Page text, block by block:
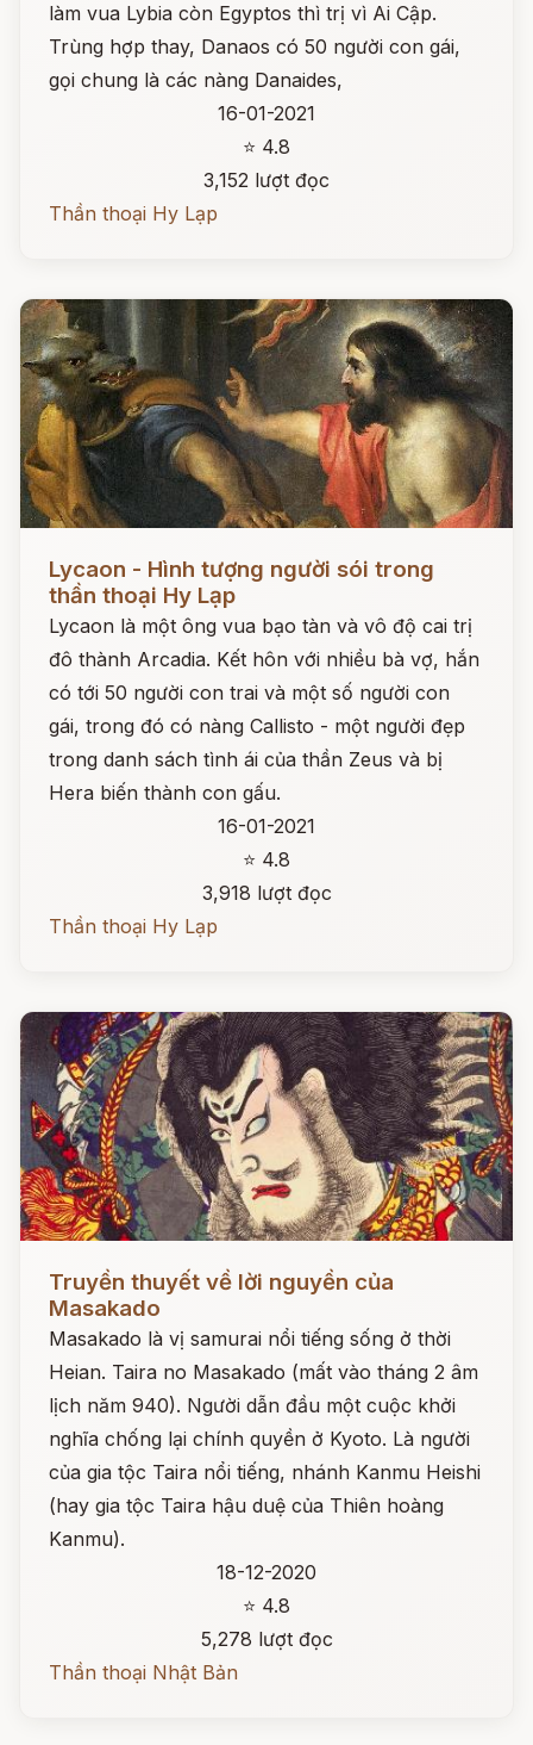
làm vua Lybia còn Egyptos thì trị vì Ai Cập.
Trùng hợp thay, Danaos có 50 người con gái,
gọi chung là các nàng Danaides,
16-01-2021
⭐ 4.8
3,152 lượt đọc
Thần thoại Hy Lạp
Lycaon - Hình tượng người sói trong
thần thoại Hy Lạp
Lycaon là một ông vua bạo tàn và vô độ cai trị
đô thành Arcadia. Kết hôn với nhiều bà vợ, hắn
có tới 50 người con trai và một số người con
gái, trong đó có nàng Callisto - một người đẹp
trong danh sách tình ái của thần Zeus và bị
Hera biến thành con gấu.
16-01-2021
⭐ 4.8
3,918 lượt đọc
Thần thoại Hy Lạp
Đọc ngay
Truyền thuyết về lời nguyền của
Masakado
Masakado là vị samurai nổi tiếng sống ở thời
Heian. Taira no Masakado (mất vào tháng 2 âm
lịch năm 940). Người dẫn đầu một cuộc khởi
nghĩa chống lại chính quyền ở Kyoto. Là người
của gia tộc Taira nổi tiếng, nhánh Kanmu Heishi
(hay gia tộc Taira hậu duệ của Thiên hoàng
Kanmu).
18-12-2020
⭐ 4.8
5,278 lượt đọc
Thần thoại Nhật Bản